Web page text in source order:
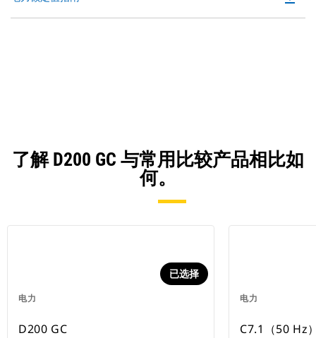
了解 D200 GC 与常用比较产品相比如
何。
电力
已选择
D200 GC
电力
C7.1（50 Hz